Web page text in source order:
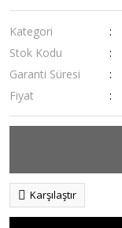
Kategori
Stok Kodu
Garanti Süresi
Fiyat
Karşılaştır